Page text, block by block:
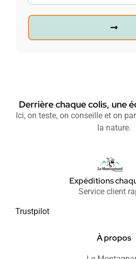
Derrière chaque colis, une
Ici, on teste, on conseille et on
la nature.
Expéditions
Service client
Trustpilot
À propos